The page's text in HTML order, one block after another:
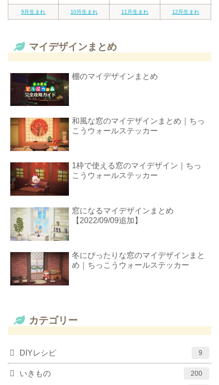
9月生まれ 10月生まれ 11月生まれ 12月生まれ
マイデザインまとめ
棚のマイデザインまとめ
和風な窓のマイデザインまとめ｜ちっ
こうウォールステッカー
1枠で使える窓のマイデザイン｜ちっ
こうウォールステッカー
窓になるマイデザインまとめ
【2022/09/09追加】
冬にぴったりな窓のマイデザインまと
め｜ちっこうウォールステッカー
カテゴリー
DIYレシピ 9
いきもの 200